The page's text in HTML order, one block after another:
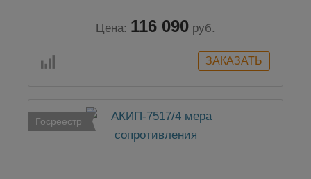
Цена: 116 090 руб.
Госреестр